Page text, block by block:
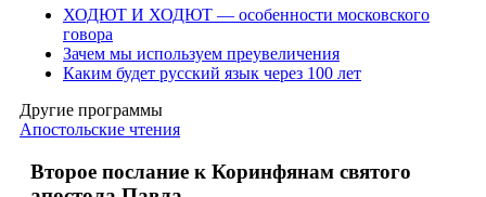
ХОДЮТ И ХОДЮТ — особенности московского
говора
Зачем мы используем преувеличения
Каким будет русский язык через 100 лет
Другие программы
Апостольские чтения
Второе послание к Коринфянам святого